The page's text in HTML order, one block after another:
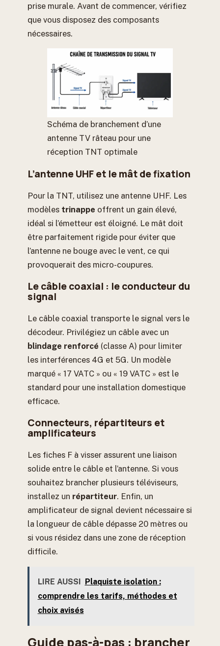
prise murale. Avant de commencer, vérifiez
que vous disposez des composants
nécessaires.
Schéma de branchement d’une
antenne TV râteau pour une
réception TNT optimale
L’antenne UHF et le mât de fixation
Pour la TNT, utilisez une antenne UHF. Les
modèles trinappe offrent un gain élevé,
idéal si l’émetteur est éloigné. Le mât doit
être parfaitement rigide pour éviter que
l’antenne ne bouge avec le vent, ce qui
provoquerait des micro-coupures.
Le câble coaxial : le conducteur du
signal
Le câble coaxial transporte le signal vers le
décodeur. Privilégiez un câble avec un
blindage renforcé (classe A) pour limiter
les interférences 4G et 5G. Un modèle
marqué « 17 VATC » ou « 19 VATC » est le
standard pour une installation domestique
efficace.
Connecteurs, répartiteurs et
amplificateurs
Les fiches F à visser assurent une liaison
solide entre le câble et l’antenne. Si vous
souhaitez brancher plusieurs téléviseurs,
installez un répartiteur. Enfin, un
amplificateur de signal devient nécessaire si
la longueur de câble dépasse 20 mètres ou
si vous résidez dans une zone de réception
difficile.
LIRE AUSSI
Plaquiste isolation :
comprendre les tarifs, méthodes et
choix avisés
Guide pas-à-pas : brancher